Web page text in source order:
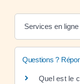
Services en
Questions ?
Quel est le